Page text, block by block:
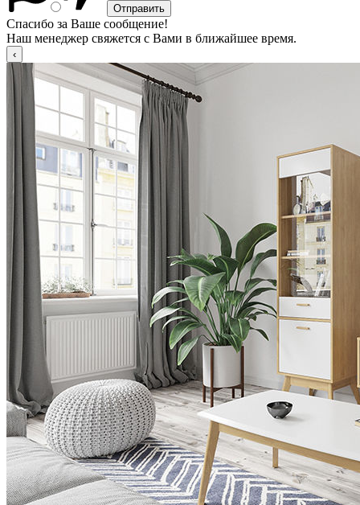
Спасибо за Ваше сообщение!
Наш менеджер свяжется с Вами в ближайшее время.